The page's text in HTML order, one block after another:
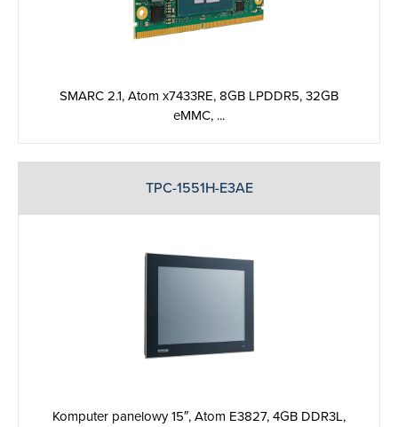
SMARC 2.1, Atom x7433RE, 8GB LPDDR5, 32GB
eMMC, ...
TPC-1551H-E3AE
Komputer panelowy 15″, Atom E3827, 4GB DDR3L,